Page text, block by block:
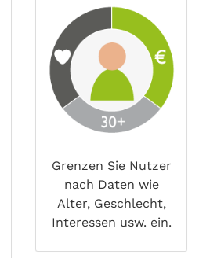
Grenzen Sie Nutzer
nach Daten wie
Alter, Geschlecht,
Interessen usw. ein.